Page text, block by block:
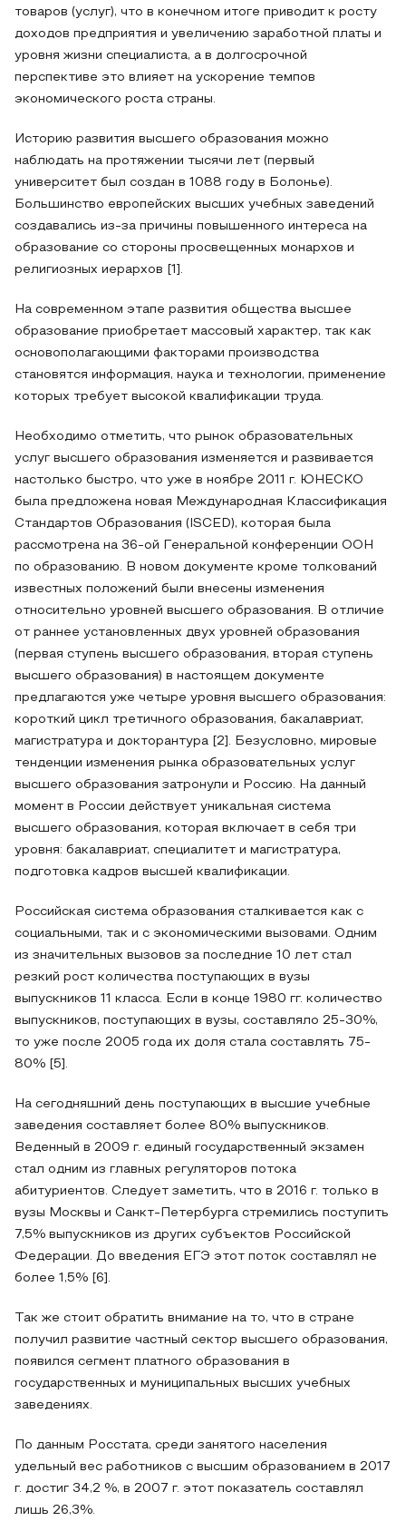
товаров (услуг), что в конечном итоге приводит к росту
доходов предприятия и увеличению заработной платы и
уровня жизни специалиста, а в долгосрочной
перспективе это влияет на ускорение темпов
экономического роста страны.
Историю развития высшего образования можно
наблюдать на протяжении тысячи лет (первый
университет был создан в 1088 году в Болонье).
Большинство европейских высших учебных заведений
создавались из-за причины повышенного интереса на
образование со стороны просвещенных монархов и
религиозных иерархов [1].
На современном этапе развития общества высшее
образование приобретает массовый характер, так как
основополагающими факторами производства
становятся информация, наука и технологии, применение
которых требует высокой квалификации труда.
Необходимо отметить, что рынок образовательных
услуг высшего образования изменяется и развивается
настолько быстро, что уже в ноябре 2011 г. ЮНЕСКО
была предложена новая Международная Классификация
Стандартов Образования (ISCED), которая была
рассмотрена на 36-ой Генеральной конференции ООН
по образованию. В новом документе кроме толкований
известных положений были внесены изменения
относительно уровней высшего образования. В отличие
от раннее установленных двух уровней образования
(первая ступень высшего образования, вторая ступень
высшего образования) в настоящем документе
предлагаются уже четыре уровня высшего образования:
короткий цикл третичного образования, бакалавриат,
магистратура и докторантура [2]. Безусловно, мировые
тенденции изменения рынка образовательных услуг
высшего образования затронули и Россию. На данный
момент в России действует уникальная система
высшего образования, которая включает в себя три
уровня: бакалавриат, специалитет и магистратура,
подготовка кадров высшей квалификации.
Российская система образования сталкивается как с
социальными, так и с экономическими вызовами. Одним
из значительных вызовов за последние 10 лет стал
резкий рост количества поступающих в вузы
выпускников 11 класса. Если в конце 1980 гг. количество
выпускников, поступающих в вузы, составляло 25-30%,
то уже после 2005 года их доля стала составлять 75-
80% [5].
На сегодняшний день поступающих в высшие учебные
заведения составляет более 80% выпускников.
Веденный в 2009 г. единый государственный экзамен
стал одним из главных регуляторов потока
абитуриентов. Следует заметить, что в 2016 г. только в
вузы Москвы и Санкт-Петербурга стремились поступить
7,5% выпускников из других субъектов Российской
Федерации. До введения ЕГЭ этот поток составлял не
более 1,5% [6].
Так же стоит обратить внимание на то, что в стране
получил развитие частный сектор высшего образования,
появился сегмент платного образования в
государственных и муниципальных высших учебных
заведениях.
По данным Росстата, среди занятого населения
удельный вес работников с высшим образованием в 2017
г. достиг 34,2 %, в 2007 г. этот показатель составлял
лишь 26,3%.